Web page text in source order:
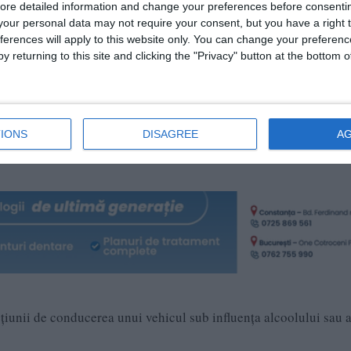
detailed information and change your preferences before
personal data may not require your consent, but you have a right
will apply to this website only. You can change your
returning to this site and clicking the "Privacy" button at the bottom
DISAGREE
din cadrul Serviciului Rutier - Biroul Drumuri Naționale
circula cu autoturismul având viteza peste limita legală
circulând în interiorul localității Baia cu viteza de 110 km/h.
o alcoolemie de 0,55 mg/l alcool pur în aerul expirat,
pentru recoltarea probelor biologice.
de conducerea unui vehicul sub influența alcoolului sau